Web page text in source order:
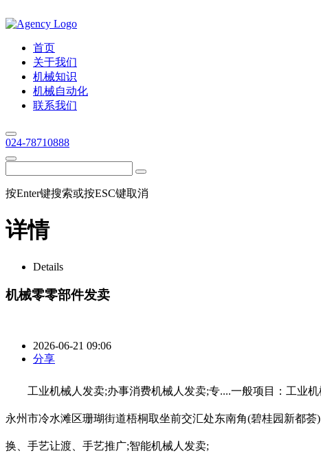
首页
关于我们
机械知识
机械自动化
联系我们
024-78710888
按Enter键搜索或按ESC键取消
详情
Details
机械零零部件发卖
2026-06-21 09:06
分享
工业机械人发卖;办事消费机械人发卖;专....一般项目：工业机
永州市冷水滩区珊瑚街道梧桐取坐前交汇处东南角(碧桂园新都
换、手艺让渡、手艺推广;智能机械人发卖;